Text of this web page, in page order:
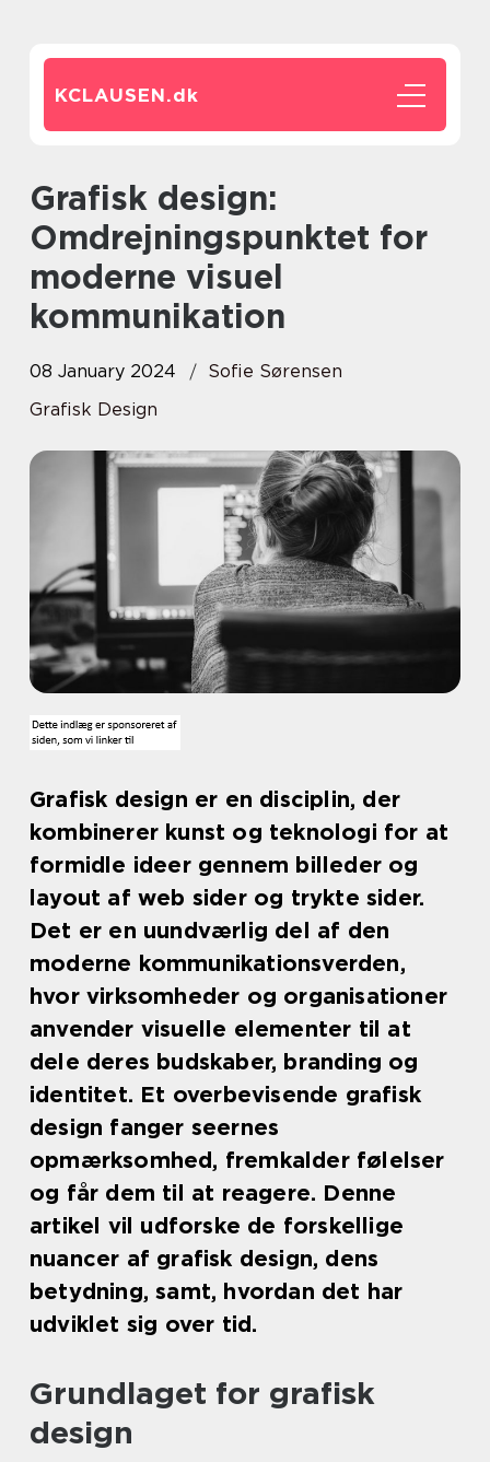
KCLAUSEN.dk
Grafisk design:
Omdrejningspunktet for
moderne visuel
kommunikation
08 January 2024
Sofie Sørensen
Grafisk Design
Grafisk design er en disciplin, der
kombinerer kunst og teknologi for at
formidle ideer gennem billeder og
layout af web sider og trykte sider.
Det er en uundværlig del af den
moderne kommunikationsverden,
hvor virksomheder og organisationer
anvender visuelle elementer til at
dele deres budskaber, branding og
identitet. Et overbevisende grafisk
design fanger seernes
opmærksomhed, fremkalder følelser
og får dem til at reagere. Denne
artikel vil udforske de forskellige
nuancer af grafisk design, dens
betydning, samt, hvordan det har
udviklet sig over tid.
Grundlaget for grafisk
design